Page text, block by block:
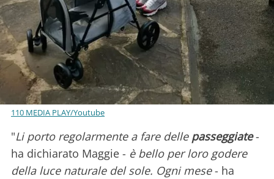
110 MEDIA PLAY/Youtube
"Li porto regolarmente a fare delle passeggiate-
ha dichiarato Maggie - è bello per loro godere
della luce naturale del sole. Ogni mese- ha